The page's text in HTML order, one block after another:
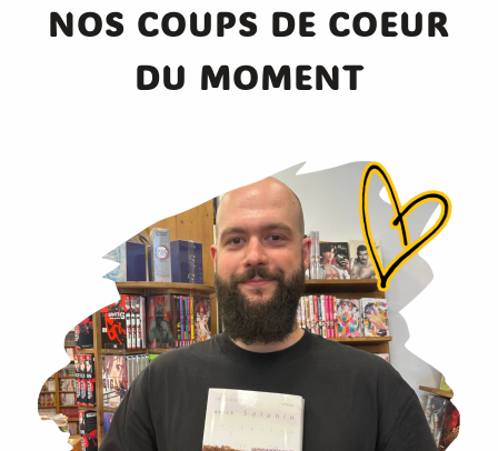
NOS COUPS DE COEUR
DU MOMENT